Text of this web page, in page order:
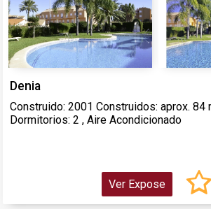
Denia
Construido: 2001 Construidos: aprox. 84
Dormitorios: 2 , Aire Acondicionado
Ver Expose